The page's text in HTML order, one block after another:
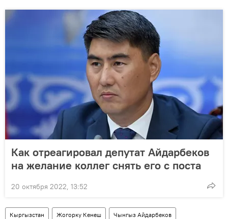
Как отреагировал депутат Айдарбеков
на желание коллег снять его с поста
20 октября 2022, 13:52
Кыргызстан Жогорку Кенеш Чынгыз Айдарбеков